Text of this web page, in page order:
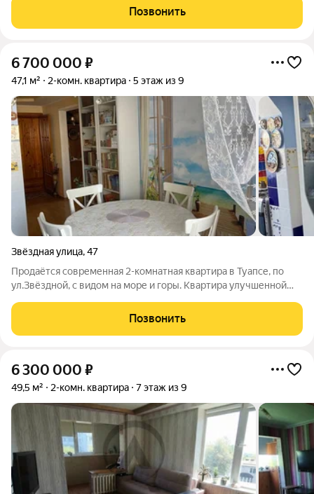
производств, прекрасные видовые характеристики, как на
город, так и на море.
Позвонить
6 700 000 ₽
47,1 м² 2-комн. квартира 5 этаж из 9
Звёздная улица,47
Продаётся современная 2-комнатная квартира в Туапсе, по
ул.Звёздной, с видом на море и горы. Квартира улучшенной
дома. Общая площадь 51 кв.м + лоджия 8 кв.м. Комнаты
изолированные, санузел
Позвонить
6 300 000 ₽
49,5 м² 2-комн. квартира 7 этаж из 9